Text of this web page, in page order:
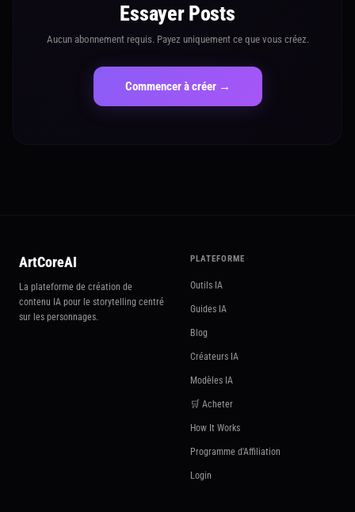
Essayer Posts
Aucun abonnement requis. Payez uniquement ce que vous créez.
Commencer à créer →
ArtCoreAI
La plateforme de création de
contenu IA pour le storytelling centré
sur les personnages.
PLATEFORME
Outils IA
Guides IA
Blog
Créateurs IA
Modèles IA
🛒 Acheter
How It Works
Programme d'Affiliation
Login